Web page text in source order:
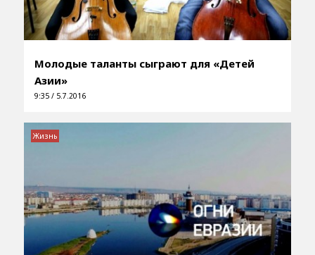
Молодые таланты сыграют для «Детей
Азии»
9:35 / 5.7.2016
Жизнь